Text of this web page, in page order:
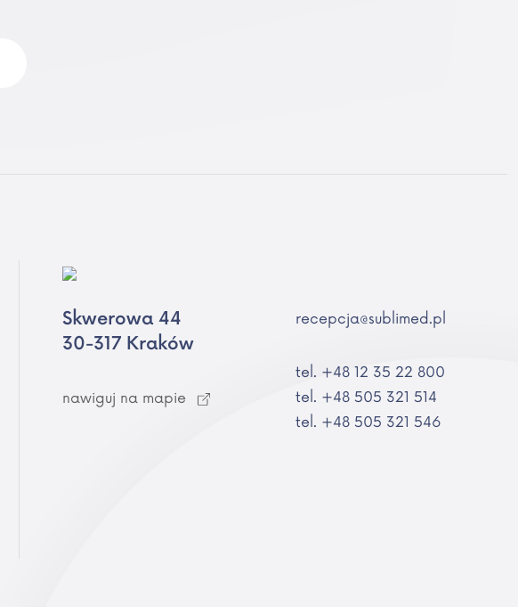
Skwerowa 44
30-317 Kraków
nawiguj na mapie
recepcja@sublimed.pl
tel. +48 12 35 22 800
tel. +48 505 321 514
tel. +48 505 321 546